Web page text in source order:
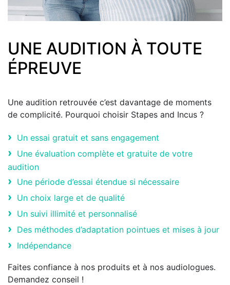
UNE AUDITION À TOUTE
ÉPREUVE
Une audition retrouvée c’est davantage de moments
de complicité. Pourquoi choisir Stapes and Incus ?
Un essai gratuit et sans engagement
Une évaluation complète et gratuite de votre
audition
Une période d’essai étendue si nécessaire
Un choix large et de qualité
Un suivi illimité et personnalisé
Des méthodes d’adaptation pointues et mises à jour
Indépendance
Faites confiance à nos produits et à nos audiologues.
Demandez conseil !